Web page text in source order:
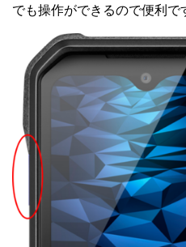
でも操作ができるので便利で